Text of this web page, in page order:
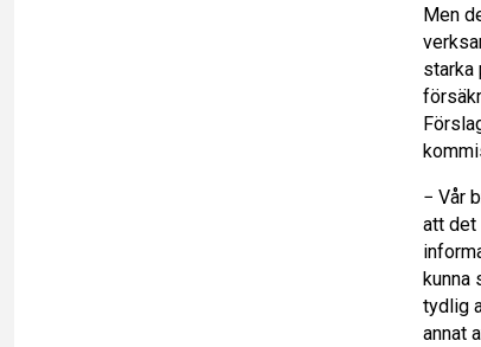
Men
starka
− Vår
att det
kunna
tydlig
annat